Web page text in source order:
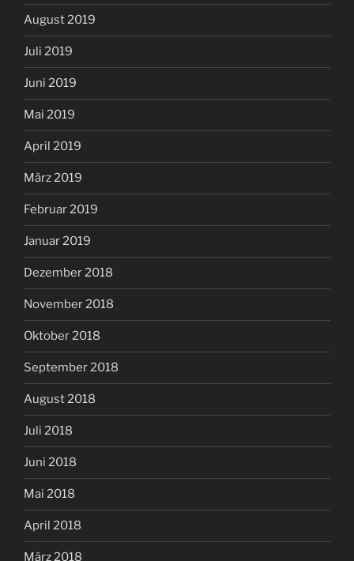
August 2019
Juli 2019
Juni 2019
Mai 2019
April 2019
März 2019
Februar 2019
Januar 2019
Dezember 2018
November 2018
Oktober 2018
September 2018
August 2018
Juli 2018
Juni 2018
Mai 2018
April 2018
März 2018